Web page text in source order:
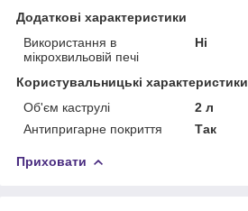
Додаткові характеристики
Використання в
мікрохвильовій печі
Ні
Користувальницькі характеристики
Об'єм каструлі
2 л
Антипригарне покриття
Так
Приховати